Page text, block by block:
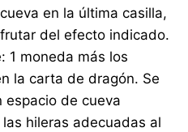
en la última casilla,
del efecto indicado.
1 moneda más los
la carta de dragón. Se
de cueva
hileras adecuadas al